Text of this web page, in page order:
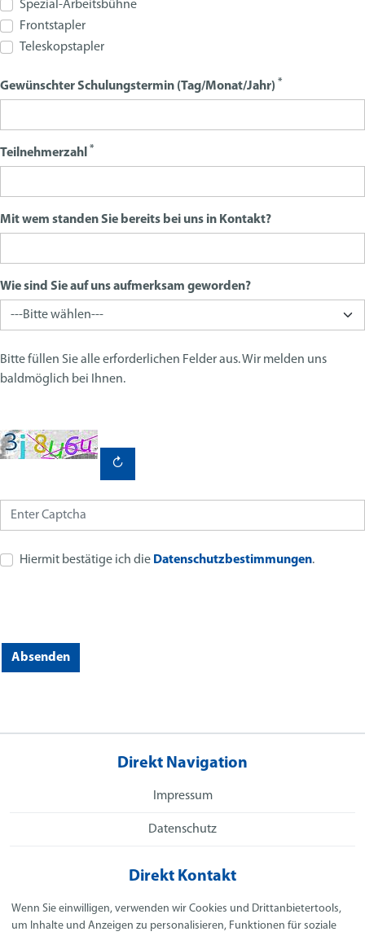
Spezial-Arbeitsbühne
Frontstapler
Teleskopstapler
Gewünschter Schulungstermin (Tag/Monat/Jahr) *
Teilnehmerzahl *
Mit wem standen Sie bereits bei uns in Kontakt?
Wie sind Sie auf uns aufmerksam geworden?
Bitte füllen Sie alle erforderlichen Felder aus. Wir melden uns
baldmöglich bei Ihnen.
↻
Hiermit bestätige ich die Datenschutzbestimmungen.
Absenden
Direkt Navigation
Impressum
Datenschutz
Direkt Kontakt
SeKa GmbH
Heinrich-Haanen-Straße 19b
Wenn Sie einwilligen, verwenden wir Cookies und Drittanbietertools,
um Inhalte und Anzeigen zu personalisieren, Funktionen für soziale